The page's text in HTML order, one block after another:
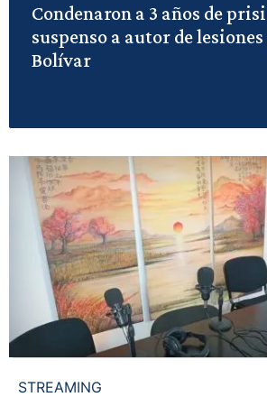
Condenaron a 3 años de
suspenso a autor de
Bolívar
STREAMING